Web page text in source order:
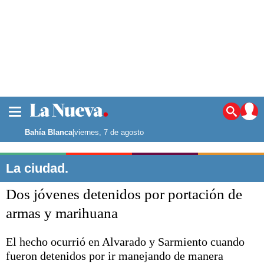
Noticias
La ciudad
Punta Alta
El mundo
Deportes
Escenario Olímpico
Liga del Sur
Bahía Blanca|viernes, 7 de agosto
La ciudad.
Dos jóvenes detenidos por portación de
armas y marihuana
El hecho ocurrió en Alvarado y Sarmiento cuando
fueron detenidos por ir manejando de manera